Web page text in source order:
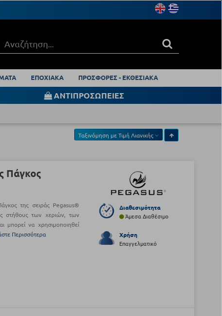
ΕΠΟΧΙΑΚΑ ΠΡΟΣΦΟΡΕΣ - ΕΚΘΕΣΙΑΚΑ
ΑΝΤΙΠΡΟΣΩΠΕΙΕΣ
Ταξινόμηση μεΤιμή Λιανικής
Πάγκος
της σειράς Pegasus®
στήθους των χεριών, των
να χρησιμοποιηθεί
Περισσότερα
Διαθεσιμότητα
Άμεσα Διαθέσιμο
Χρήση
Επαγγελματικό